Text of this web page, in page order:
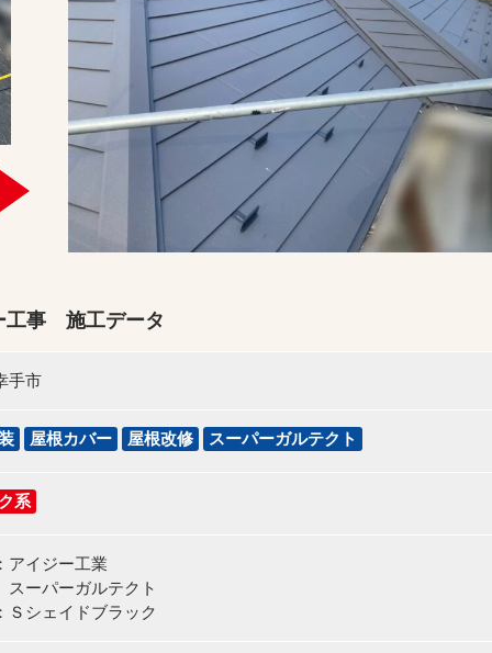
工事 施工データ
手市
屋根カバー 屋根改修 スーパーガルテクト
系
イジー工業
ーガルテクト
Ｓシェイドブラック